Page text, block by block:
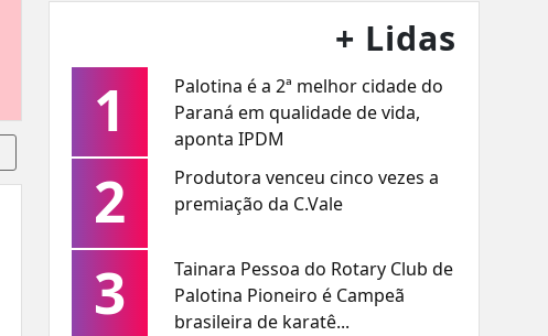
+ Lidas
1
Palotina é a 2ª melhor cidade do
Paraná em qualidade de vida,
aponta IPDM
2
Produtora venceu cinco vezes a
premiação da C.Vale
3
Tainara Pessoa do Rotary Club de
Palotina Pioneiro é Campeã
brasileira de karatê...